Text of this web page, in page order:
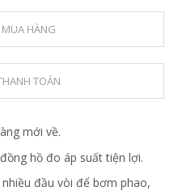
HÀNG
TOÁN
mới về.
hồ đo áp suất tiện lợi.
đầu vòi để bơm phao,